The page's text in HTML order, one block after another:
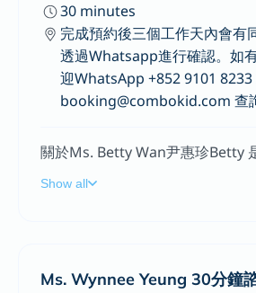
30 minutes
完成預約後三個工作天內會有
透過Whatsapp進行確認。如
迎WhatsApp +852 9101 8233
booking@combokid.com 查
Show all
Ms. Wynnee Yeung 30分鐘